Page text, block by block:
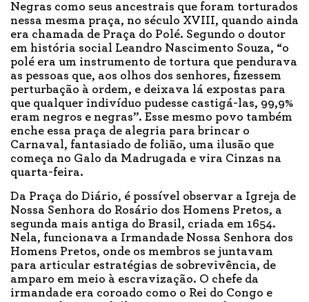
Negras como seus ancestrais que foram torturados
nessa mesma praça, no século XVIII, quando ainda
era chamada de Praça do Polé. Segundo o doutor
em história social Leandro Nascimento Souza, “o
polé era um instrumento de tortura que pendurava
as pessoas que, aos olhos dos senhores, fizessem
perturbação à ordem, e deixava lá expostas para
que qualquer indivíduo pudesse castigá-las, 99,9%
eram negros e negras”. Esse mesmo povo também
enche essa praça de alegria para brincar o
Carnaval, fantasiado de folião, uma ilusão que
começa no Galo da Madrugada e vira Cinzas na
quarta-feira.
Da Praça do Diário, é possível observar a Igreja de
Nossa Senhora do Rosário dos Homens Pretos, a
segunda mais antiga do Brasil, criada em 1654.
Nela, funcionava a Irmandade Nossa Senhora dos
Homens Pretos, onde os membros se juntavam
para articular estratégias de sobrevivência, de
amparo em meio à escravização. O chefe da
irmandade era coroado como o Rei do Congo e